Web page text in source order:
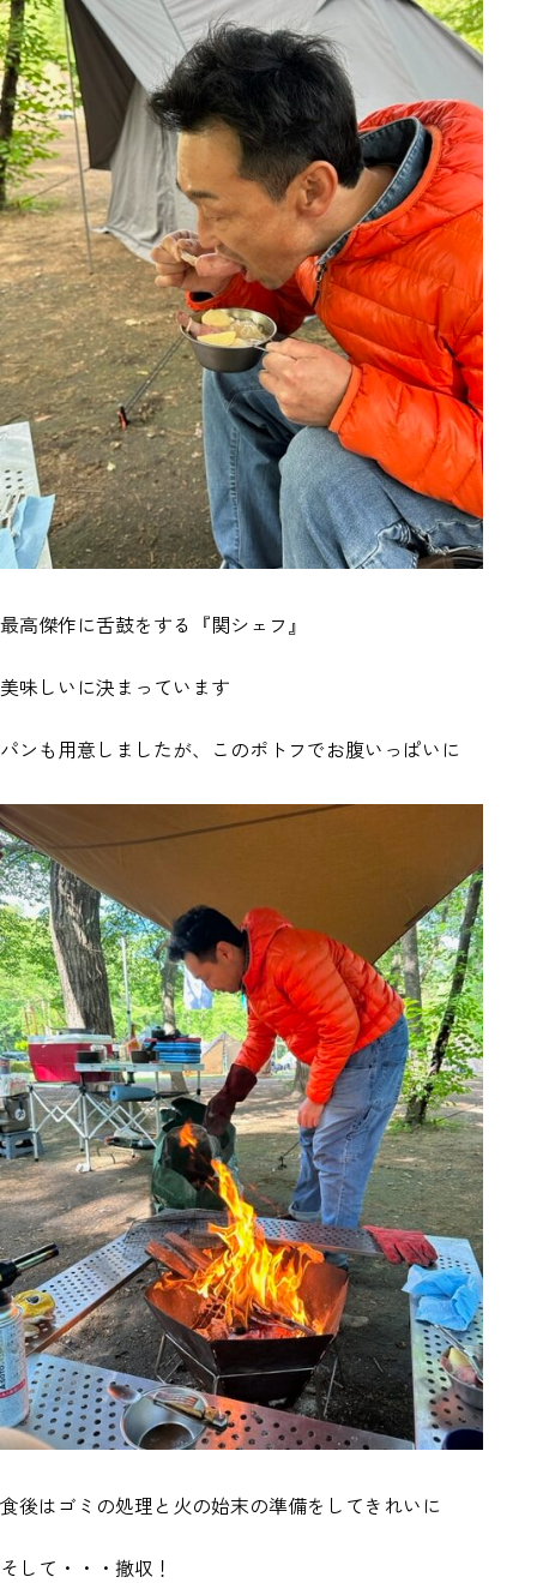
最高傑作に舌鼓をする『関シェフ』
美味しいに決まっています
パンも用意しましたが、このポトフでお腹いっぱいに
食後はゴミの処理と火の始末の準備をしてきれいに
そして・・・撤収！